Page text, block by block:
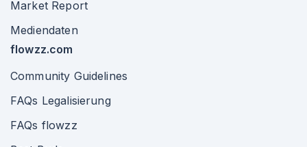
Market Report
Mediendaten
flowzz.com
Community Guidelines
FAQs Legalisierung
FAQs flowzz